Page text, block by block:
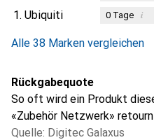
1. Ubiquiti 0Tage i
Alle 38 Marken vergleichen
Rückgabequote
So oft wird ein Produkt
«Zubehör Netzwerk»
Quelle: Digitec Galaxus